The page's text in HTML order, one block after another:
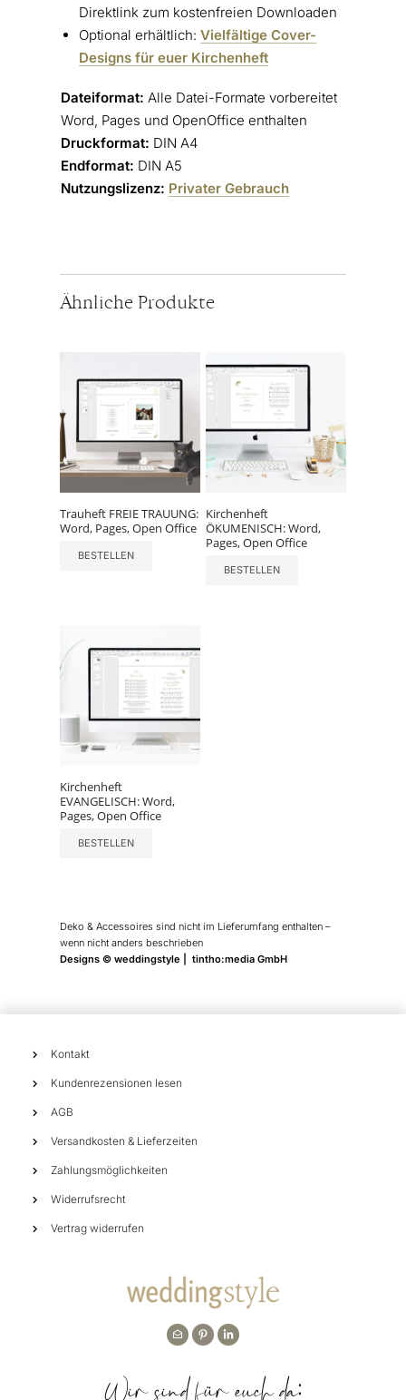
Direktlink zum kostenfreien Downloaden
Optional erhältlich: Vielfältige Cover-
Designs für euer Kirchenheft
Dateiformat: Alle Datei-Formate vorbereitet
Word, Pages und OpenOffice enthalten
Druckformat: DIN A4
Endformat: DIN A5
Nutzungslizenz: Privater Gebrauch
Ähnliche Produkte
Trauheft FREIE TRAUUNG:
Word, Pages, Open Office
BESTELLEN
Kirchenheft
ÖKUMENISCH: Word,
Pages, Open Office
BESTELLEN
Kirchenheft
EVANGELISCH: Word,
Pages, Open Office
BESTELLEN
Deko & Accessoires sind nicht im Lieferumfang enthalten –
wenn nicht anders beschrieben
Designs © weddingstyle | tintho:media GmbH
Kontakt
Kundenrezensionen lesen
AGB
Versandkosten & Lieferzeiten
Zahlungsmöglichkeiten
Widerrufsrecht
Vertrag widerrufen
Wir sind für euch da: